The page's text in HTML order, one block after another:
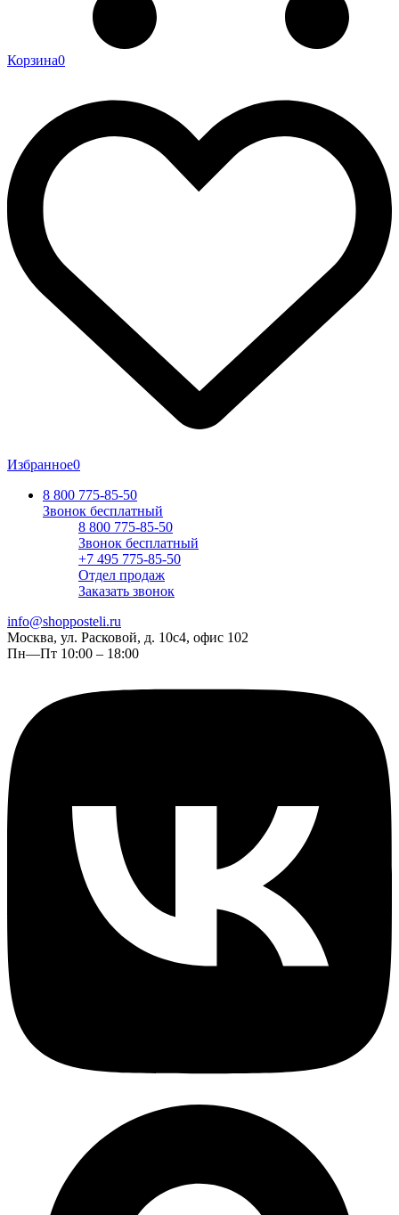
Корзина0
Избранное0
8 800 775-85-50
Звонок бесплатный
8 800 775-85-50
Звонок бесплатный
+7 495 775-85-50
Отдел продаж
Заказать звонок
info@shopposteli.ru
Москва, ул. Расковой, д. 10с4, офис 102
Пн—Пт 10:00 – 18:00